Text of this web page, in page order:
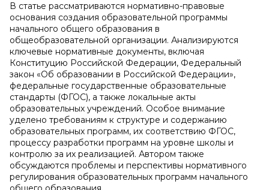
В статье рассматриваются нормативно-правовые
основания создания образовательной программы
начального общего образования в
общеобразовательной организации. Анализируются
ключевые нормативные документы, включая
Конституцию Российской Федерации, Федеральный
закон «Об образовании в Российской Федерации»,
федеральные государственные образовательные
стандарты (ФГОС), а также локальные акты
образовательных учреждений. Особое внимание
уделено требованиям к структуре и содержанию
образовательных программ, их соответствию ФГОС,
процессу разработки программ на уровне школы и
контролю за их реализацией. Автором также
обсуждаются проблемы и перспективы нормативного
регулирования образовательных программ начального